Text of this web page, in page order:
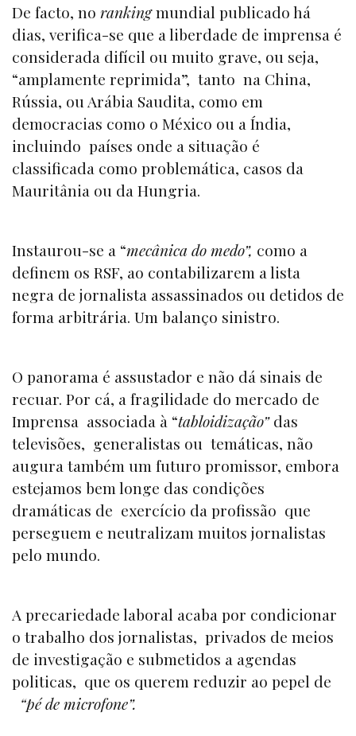
De facto, no rankingmundial publicado há
dias, verifica-se que a liberdade de imprensa é
considerada difícil ou muito grave, ou seja,
“amplamente reprimida”, tanto na China,
Rússia, ou Arábia Saudita, como em
democracias como o México ou a Índia,
incluindo países onde a situação é
classificada como problemática, casos da
Mauritânia ou da Hungria.
Instaurou-se a “mecânica do medo”, como a
definem os RSF, ao contabilizarem a lista
negra de jornalista assassinados ou detidos de
forma arbitrária. Um balanço sinistro.
O panorama é assustador e não dá sinais de
recuar. Por cá, a fragilidade do mercado de
Imprensa associada à “tabloidização”das
televisões, generalistas ou temáticas, não
augura também um futuro promissor, embora
estejamos bem longe das condições
dramáticas de exercício da profissão que
perseguem e neutralizam muitos jornalistas
pelo mundo.
A precariedade laboral acaba por condicionar
o trabalho dos jornalistas, privados de meios
de investigação e submetidos a agendas
politicas, que os querem reduzir ao pepel de
“pé de microfone”.